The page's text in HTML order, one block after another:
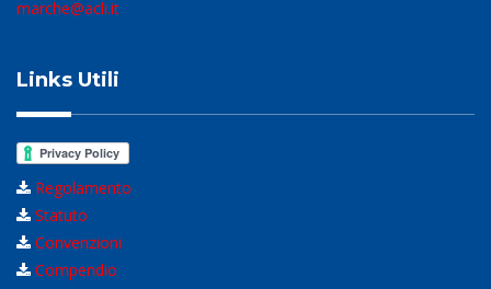
marche@acli.it
Links Utili
Regolamento
Statuto
Convenzioni
Compendio